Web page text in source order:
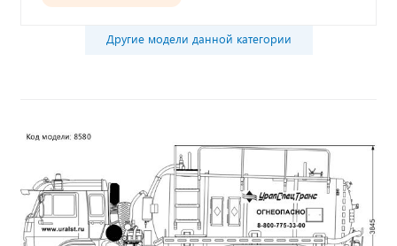
Другие модели данной категории